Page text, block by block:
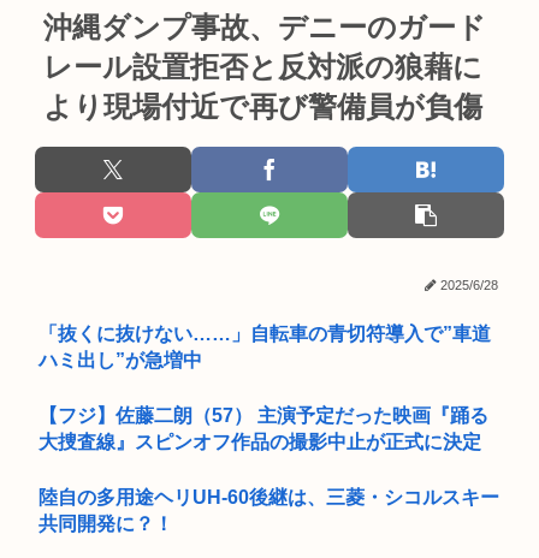
沖縄ダンプ事故、デニーのガード
レール設置拒否と反対派の狼藉に
より現場付近で再び警備員が負傷
2025/6/28
「抜くに抜けない……」自転車の青切符導入で”車道
ハミ出し”が急増中
【フジ】佐藤二朗（57） 主演予定だった映画『踊る
大捜査線』スピンオフ作品の撮影中止が正式に決定
陸自の多用途ヘリUH-60後継は、三菱・シコルスキー
共同開発に？！